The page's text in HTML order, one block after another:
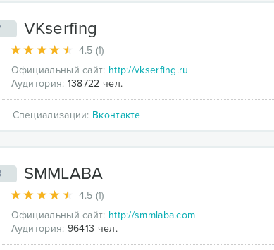
VKserfing
4.5 (1)
Официальный сайт: http://vkserfing.ru
Аудитория: 138722 чел.
Специализации: Вконтакте
SMMLABA
4.5 (1)
Официальный сайт: http://smmlaba.com
Аудитория: 96413 чел.